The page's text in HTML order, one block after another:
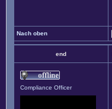
Nach oben
end
Compliance Officer